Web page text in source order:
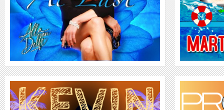
WEITER VIDEO
KÜNSTLER